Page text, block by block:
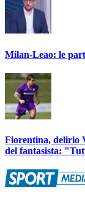
Milan-Leao: le
Fiorentina, delirio
del fantasista: